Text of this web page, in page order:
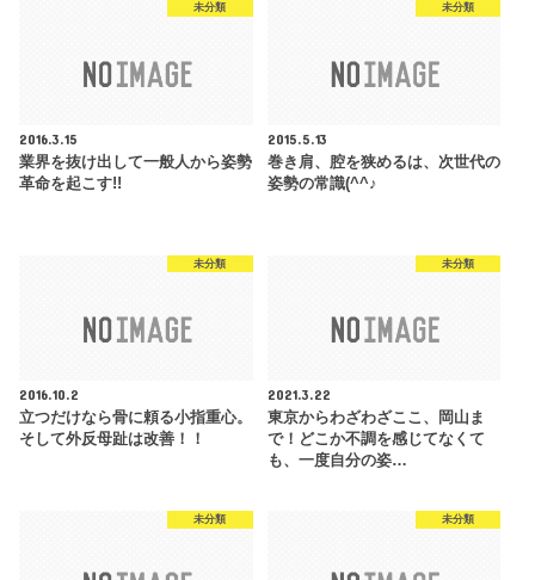
未分類
2016.3.15
業界を抜け出して一般人から姿勢
革命を起こす!!
未分類
2015.5.13
巻き肩、腔を狭めるは、次世代の
姿勢の常識(^^♪
未分類
2016.10.2
立つだけなら骨に頼る小指重心。
そして外反母趾は改善！！
未分類
2021.3.22
東京からわざわざここ、岡山ま
で！どこか不調を感じてなくて
も、一度自分の姿…
未分類 未分類